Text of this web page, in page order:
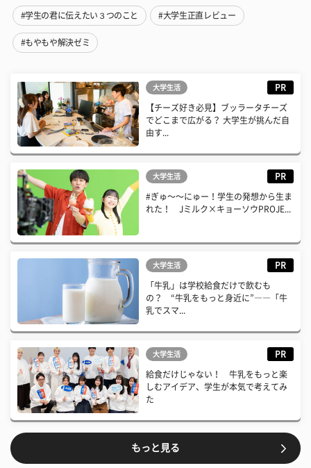
#学生の君に伝えたい３つのこと #大学生正直レビュー
#もやもや解決ゼミ
大学生活 PR
【チーズ好き必見】ブッラータチーズ
でどこまで広がる？ 大学生が挑んだ自
由す...
大学生活 PR
#ぎゅ〜〜にゅー！学生の発想から生ま
れた！ Jミルク×キョーソウPROJE...
大学生活 PR
「牛乳」は学校給食だけで飲むも
の？ “牛乳をもっと身近に”――「牛
乳でスマ...
大学生活 PR
給食だけじゃない！ 牛乳をもっと楽
しむアイデア、学生が本気で考えてみ
た
もっと見る